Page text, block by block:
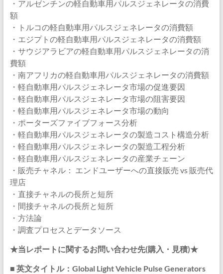
・アルゼンチンの軽自動車用パルスジェネレータの消費
額
・トルコの軽自動車用パルスジェネレータの消費額
・エジプトの軽自動車用パルスジェネレータの消費額
・サウジアラビアの軽自動車用パルスジェネレータの消
費額
・南アフリカの軽自動車用パルスジェネレータの消費額
・軽自動車用パルスジェネレータ市場の促進要因
・軽自動車用パルスジェネレータ市場の阻害要因
・軽自動車用パルスジェネレータ市場の動向
・ポーターズファイブフォース分析
・軽自動車用パルスジェネレータの製造コスト構造分析
・軽自動車用パルスジェネレータの製造工程分析
・軽自動車用パルスジェネレータの産業チェーン
・販売チャネル： エンドユーザーへの直接販売 vs 販売代
理店
・直接チャネルの長所と短所
・間接チャネルの長所と短所
・方法論
・調査プロセスとデータソース
★当レポートに関するお問い合わせ先(購入・見積)★
■ 英文タイトル：Global Light Vehicle Pulse Generators